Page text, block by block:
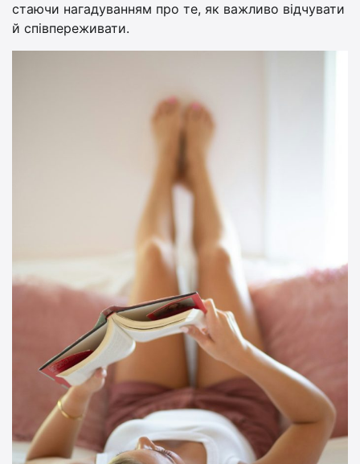
стаючи нагадуванням про те, як важливо відчувати
й співпереживати.